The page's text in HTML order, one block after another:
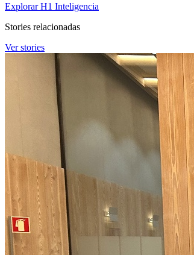
Explorar H1 Inteligencia
Stories relacionadas
Ver stories